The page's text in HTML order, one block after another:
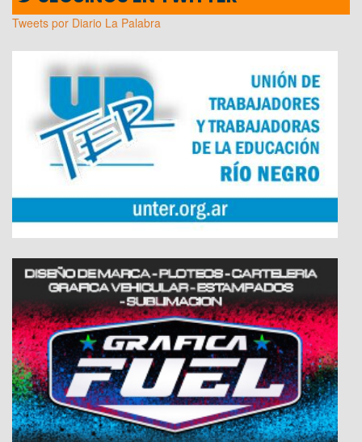
Tweets por Diario La Palabra